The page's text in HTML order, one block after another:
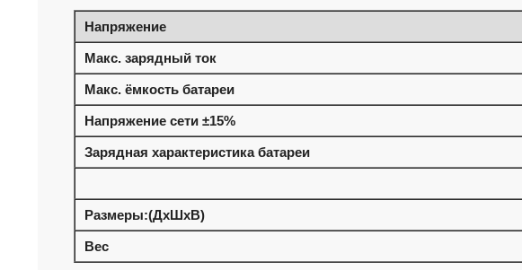
Напряжение
Макс. зарядный ток
Макс. ёмкость батареи
Напряжение сети ±15%
Зарядная характеристика батареи
Размеры:(ДxШxВ)
Вес